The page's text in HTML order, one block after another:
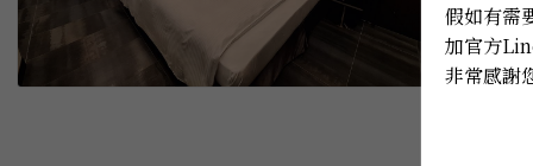
假如有需
加官方
非常感謝